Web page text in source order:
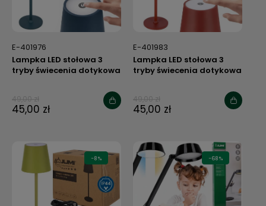
E-401976
Lampka LED stołowa 3
tryby świecenia dotykowa
45,00 zł
E-401983
Lampka LED stołowa 3
tryby świecenia dotykowa
45,00 zł
-8% -68%